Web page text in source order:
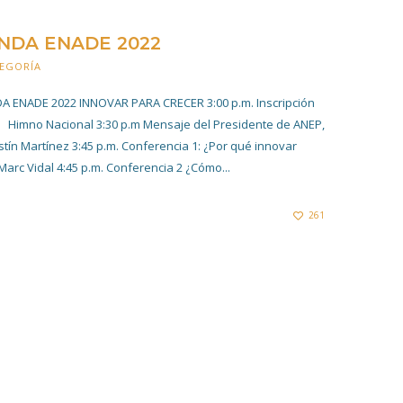
ENADE 2022
ENADE 2022 INNOVAR PARA CRECER 3:00 p.m. Inscripción
Himno Nacional 3:30 p.m Mensaje del Presidente de ANEP,
Martínez 3:45 p.m. Conferencia 1: ¿Por qué innovar
Vidal 4:45 p.m. Conferencia 2 ¿Cómo...
261